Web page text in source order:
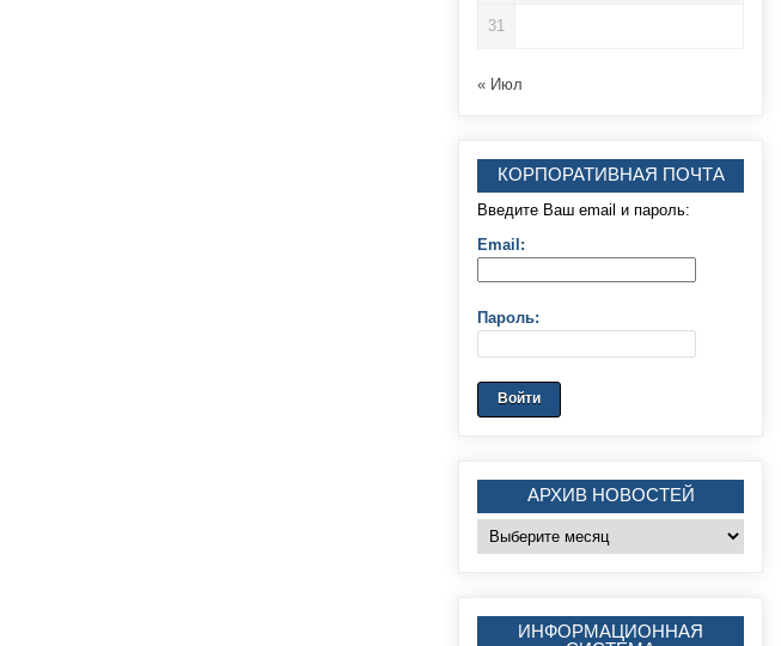
31
« Июл
КОРПОРАТИВНАЯ ПОЧТА
Введите Ваш email и пароль:
Email:
Пароль:
АРХИВ НОВОСТЕЙ
Архив
новостей
ИНФОРМАЦИОННАЯ